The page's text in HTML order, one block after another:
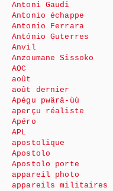
Antoni Gaudi
Antonio échappe
Antonio Ferrara
António Guterres
Anvil
Anzoumane Sissoko
AOC
août
août dernier
Apégu pwärä-ùù
aperçu réaliste
Apéro
APL
apostolique
Apostolo
Apostolo porte
appareil photo
appareils militaires